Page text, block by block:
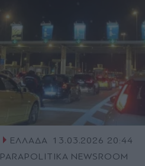
ΕΛΛΑΔΑ 13.03.2026 20:44
PARAPOLITIKA NEWSROOM